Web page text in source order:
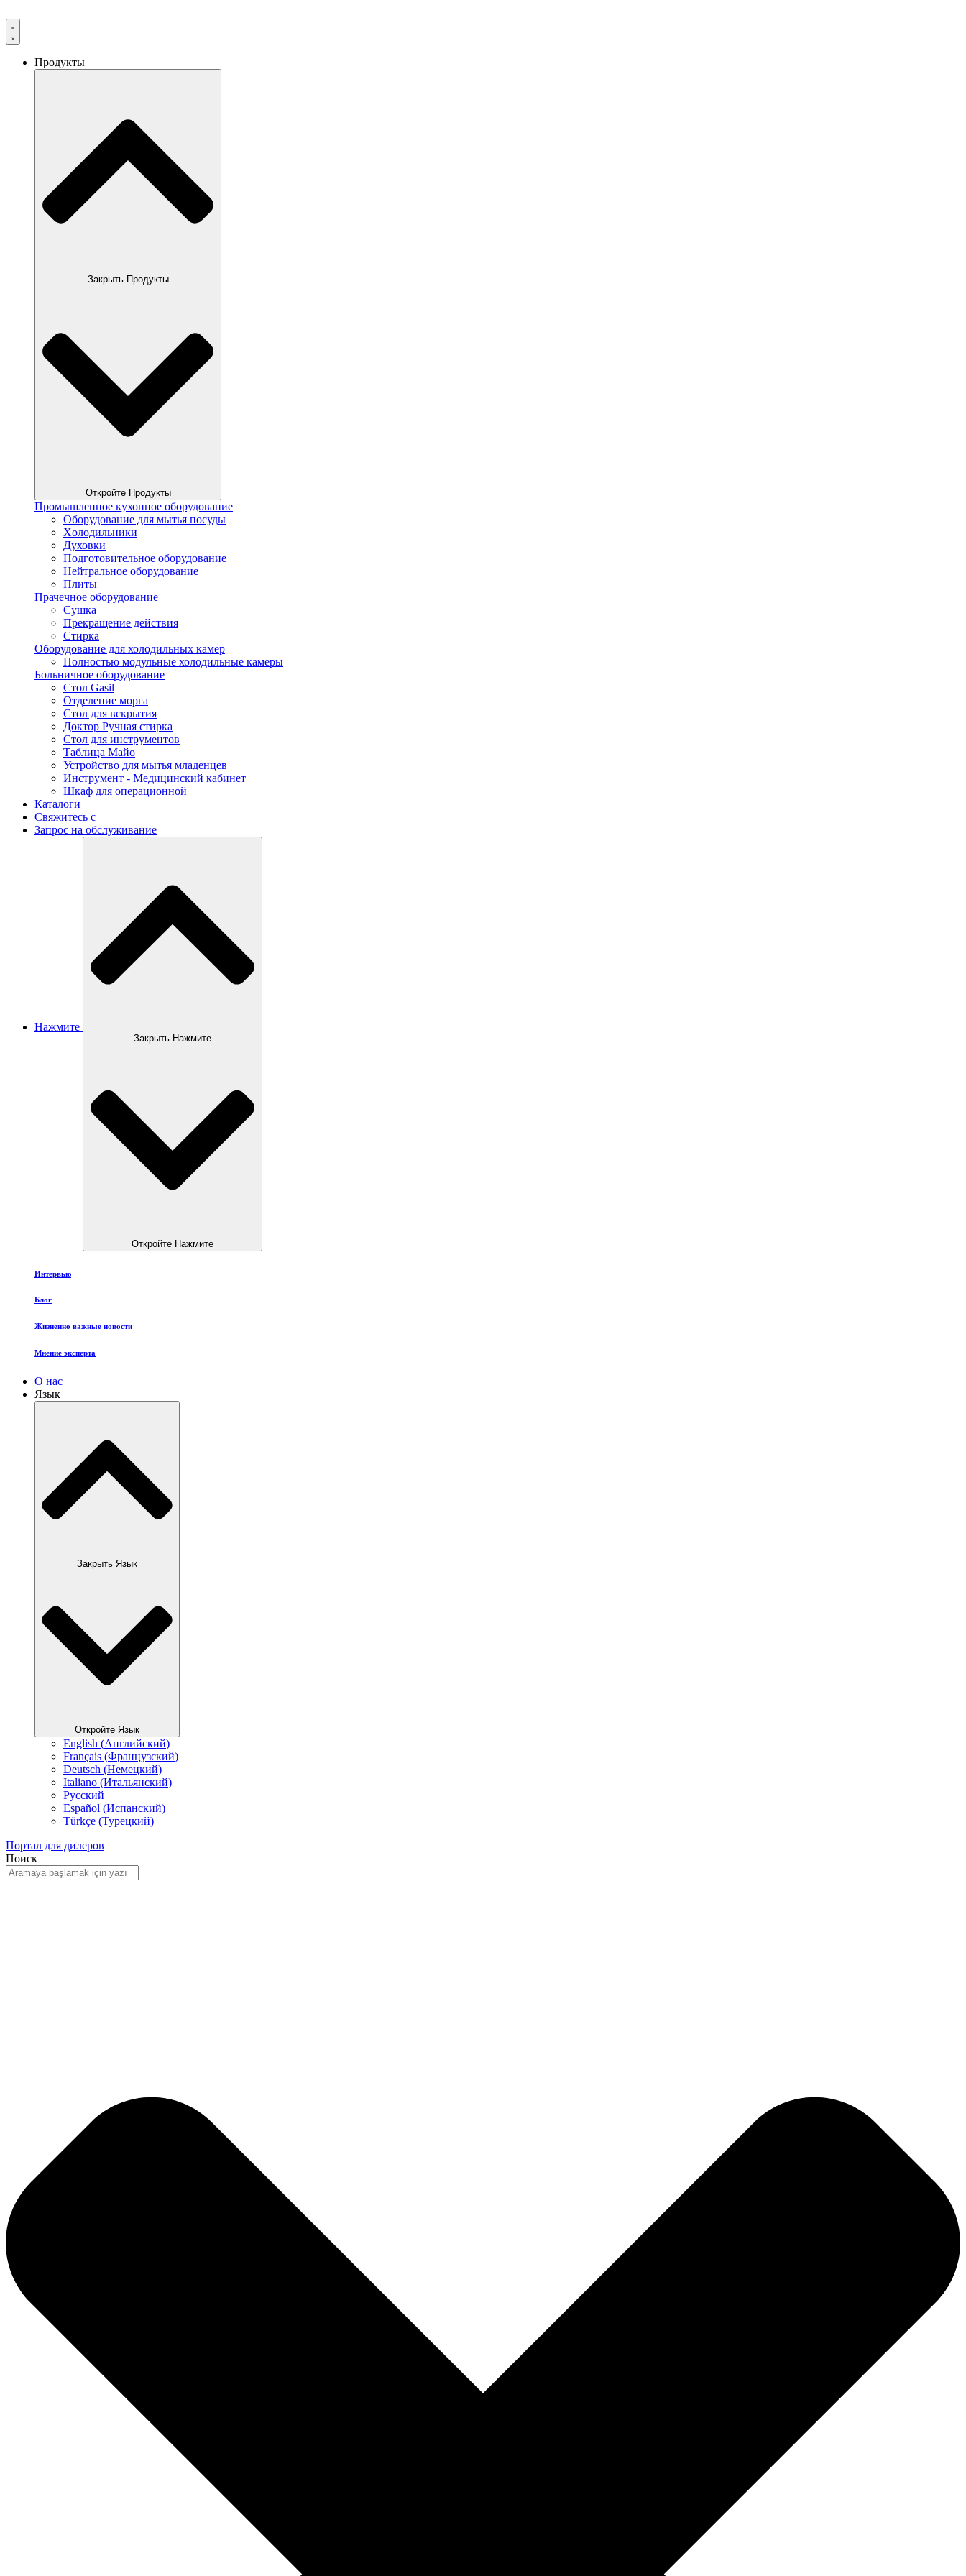
Продукты
Закрыть Продукты
Откройте Продукты
Промышленное кухонное оборудование
Оборудование для мытья посуды
Xолодильники
Духовки
Подготовительное оборудование
Нейтральное оборудование
Плиты
Прачечное оборудование
Сушка
Прекращение действия
Стирка
Оборудование для холодильных камер
Полностью модульные холодильные камеры
Больничное оборудование
Стол Gasil
Отделение морга
Стол для вскрытия
Доктор Ручная стирка
Стол для инструментов
Таблица Майо
Устройство для мытья младенцев
Инструмент - Медицинский кабинет
Шкаф для операционной
Каталоги
Свяжитесь с
Запрос на обслуживание
Нажмите
Закрыть Нажмите
Откройте Нажмите
Интервью
Блог
Жизненно важные новости
Мнение эксперта
О нас
Язык
Закрыть Язык
Откройте Язык
English (Английский)
Français (Французский)
Deutsch (Немецкий)
Italiano (Итальянский)
Русский
Español (Испанский)
Türkçe (Турецкий)
Портал для дилеров
Поиск